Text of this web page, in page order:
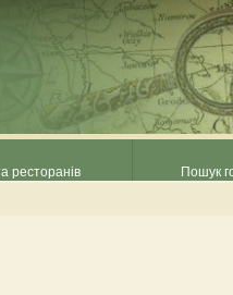
ресторанів Пошук